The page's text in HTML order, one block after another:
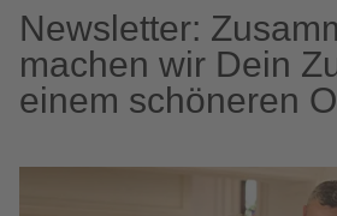
Newsletter:
machen wir Dein
einem schöneren